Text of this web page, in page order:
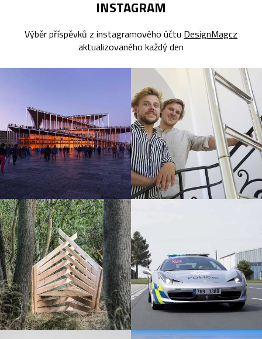
INSTAGRAM
Výběr příspěvků z instagramového účtu DesignMagcz
aktualizovaného každý den